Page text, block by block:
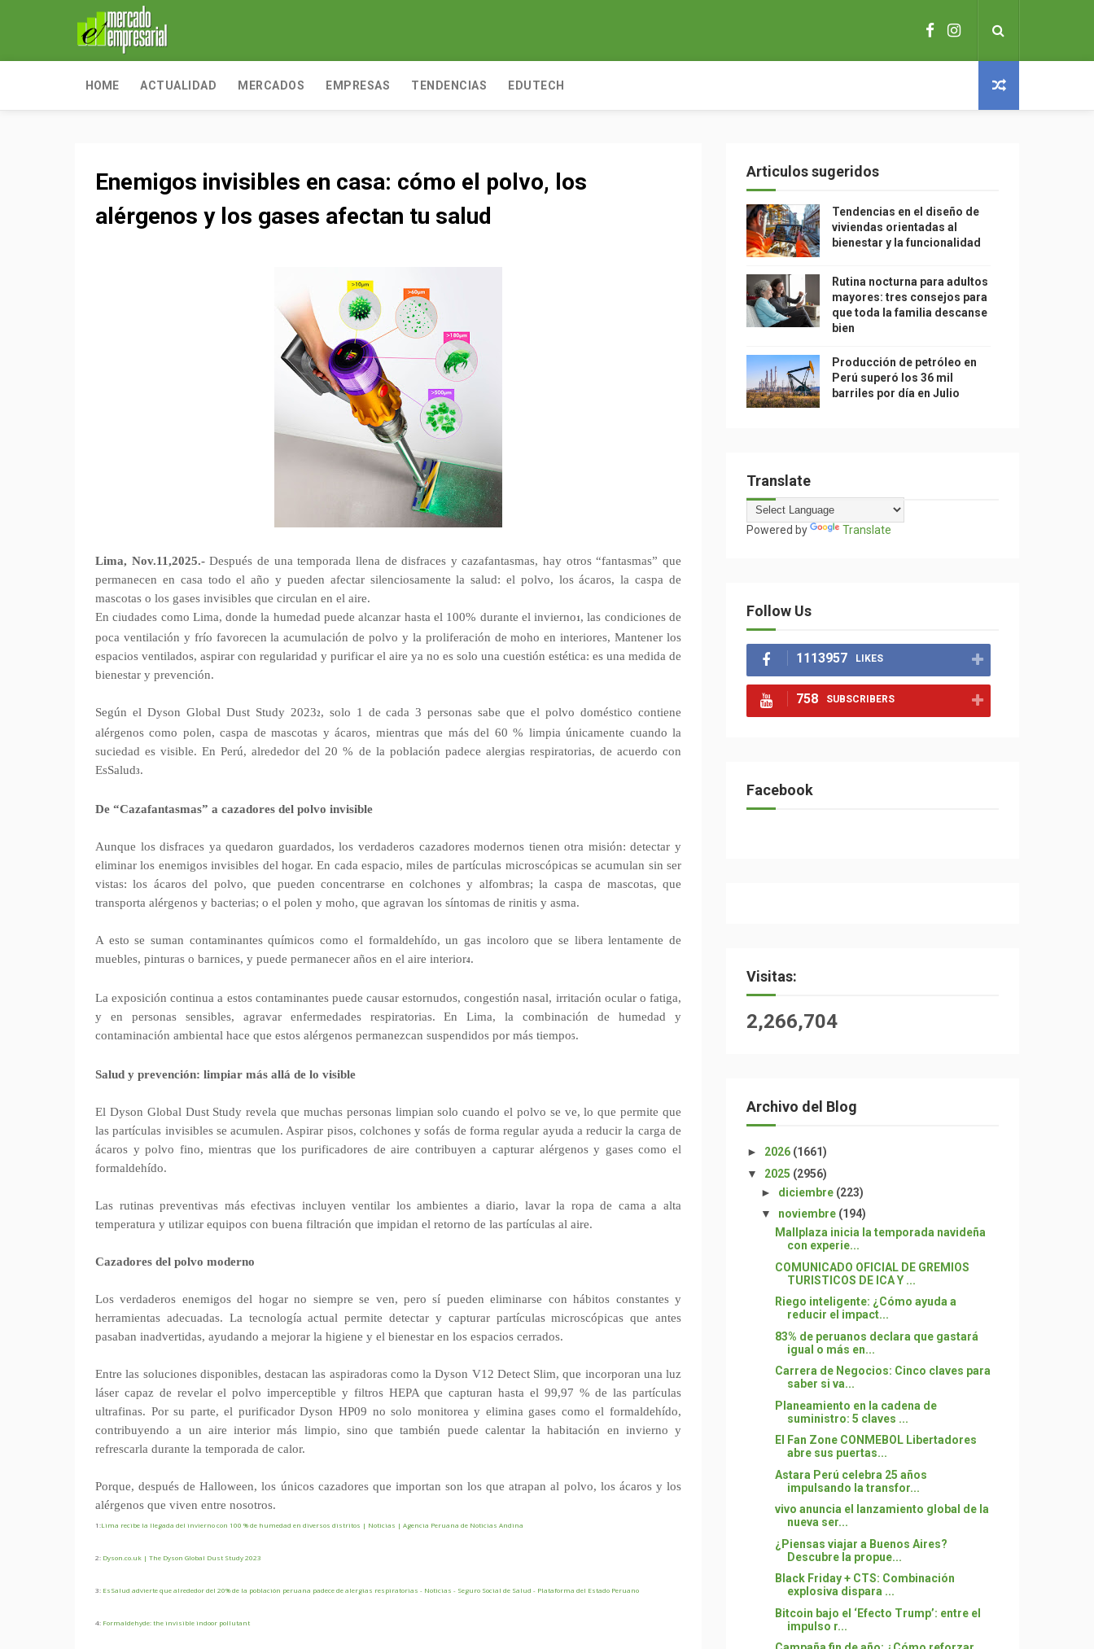
HOME ACTUALIDAD MERCADOS EMPRESAS TENDENCIAS EDUTECH
Enemigos invisibles en casa: cómo el polvo, los
alérgenos y los gases afectan tu salud
Lima, Nov.11,2025.- Después de una temporada llena de disfraces y cazafantasmas, hay otros “fantasmas” que
permanecen en casa todo el año y pueden afectar silenciosamente la salud: el polvo, los ácaros, la caspa de
mascotas o los gases invisibles que circulan en el aire.
En ciudades como Lima, donde la humedad puede alcanzar hasta el 100% durante el invierno1, las condiciones de
poca ventilación y frío favorecen la acumulación de polvo y la proliferación de moho en interiores, Mantener los
espacios ventilados, aspirar con regularidad y purificar el aire ya no es solo una cuestión estética: es una medida de
bienestar y prevención.
Según el Dyson Global Dust Study 20232 , solo 1 de cada 3 personas sabe que el polvo doméstico contiene
alérgenos como polen, caspa de mascotas y ácaros, mientras que más del 60 % limpia únicamente cuando la
suciedad es visible. En Perú, alrededor del 20 % de la población padece alergias respiratorias, de acuerdo con
EsSalud3 .
De “Cazafantasmas” a cazadores del polvo invisible
Aunque los disfraces ya quedaron guardados, los verdaderos cazadores modernos tienen otra misión: detectar y
eliminar los enemigos invisibles del hogar. En cada espacio, miles de partículas microscópicas se acumulan sin ser
vistas: los ácaros del polvo, que pueden concentrarse en colchones y alfombras; la caspa de mascotas, que
transporta alérgenos y bacterias; o el polen y moho, que agravan los síntomas de rinitis y asma.
A esto se suman contaminantes químicos como el formaldehído, un gas incoloro que se libera lentamente de
muebles, pinturas o barnices, y puede permanecer años en el aire interior4.
La exposición continua a estos contaminantes puede causar estornudos, congestión nasal, irritación ocular o fatiga,
y en personas sensibles, agravar enfermedades respiratorias. En Lima, la combinación de humedad y
contaminación ambiental hace que estos alérgenos permanezcan suspendidos por más tiempo5 .
Salud y prevención: limpiar más allá de lo visible
El Dyson Global Dust Study revela que muchas personas limpian solo cuando el polvo se ve, lo que permite que
las partículas invisibles se acumulen. Aspirar pisos, colchones y sofás de forma regular ayuda a reducir la carga de
ácaros y polvo fino, mientras que los purificadores de aire contribuyen a capturar alérgenos y gases como el
formaldehído.
Las rutinas preventivas más efectivas incluyen ventilar los ambientes a diario, lavar la ropa de cama a alta
temperatura y utilizar equipos con buena filtración que impidan el retorno de las partículas al aire.
Cazadores del polvo moderno
Los verdaderos enemigos del hogar no siempre se ven, pero sí pueden eliminarse con hábitos constantes y
herramientas adecuadas. La tecnología actual permite detectar y capturar partículas microscópicas que antes
pasaban inadvertidas, ayudando a mejorar la higiene y el bienestar en los espacios cerrados.
Entre las soluciones disponibles, destacan las aspiradoras como la Dyson V12 Detect Slim, que incorporan una luz
láser capaz de revelar el polvo imperceptible y filtros HEPA que capturan hasta el 99,97 % de las partículas
ultrafinas. Por su parte, el purificador Dyson HP09 no solo monitorea y elimina gases como el formaldehído,
contribuyendo a un aire interior más limpio, sino que también puede calentar la habitación en invierno y
refrescarla durante la temporada de calor.
Porque, después de Halloween, los únicos cazadores que importan son los que atrapan al polvo, los ácaros y los
alérgenos que viven entre nosotros.
1:Lima recibe la llegada del invierno con 100 % de humedad en diversos distritos | Noticias | Agencia Peruana de Noticias Andina
2: Dyson.co.uk | The Dyson Global Dust Study 2023
3: EsSalud advierte que alrededor del 20% de la población peruana padece de alergias respiratorias - Noticias - Seguro Social de Salud - Plataforma del Estado Peruano
4: Formaldehyde: the invisible indoor pollutant
Articulos sugeridos
Tendencias en el diseño de
viviendas orientadas al
bienestar y la funcionalidad
Rutina nocturna para adultos
mayores: tres consejos para
que toda la familia descanse
bien
Producción de petróleo en
Perú superó los 36 mil
barriles por día en Julio
Translate
Powered by Translate
Follow Us
1113957 LIKES
758 SUBSCRIBERS
Facebook
Visitas:
2,266,704
Archivo del Blog
► 2026 (1661)
▼ 2025 (2956)
► diciembre (223)
▼ noviembre (194)
Mallplaza inicia la temporada navideña
con experie...
COMUNICADO OFICIAL DE GREMIOS
TURISTICOS DE ICA Y ...
Riego inteligente: ¿Cómo ayuda a
reducir el impact...
83% de peruanos declara que gastará
igual o más en...
Carrera de Negocios: Cinco claves para
saber si va...
Planeamiento en la cadena de
suministro: 5 claves ...
El Fan Zone CONMEBOL Libertadores
abre sus puertas...
Astara Perú celebra 25 años
impulsando la transfor...
vivo anuncia el lanzamiento global de la
nueva ser...
¿Piensas viajar a Buenos Aires?
Descubre la propue...
Black Friday + CTS: Combinación
explosiva dispara ...
Bitcoin bajo el ‘Efecto Trump’: entre el
impulso r...